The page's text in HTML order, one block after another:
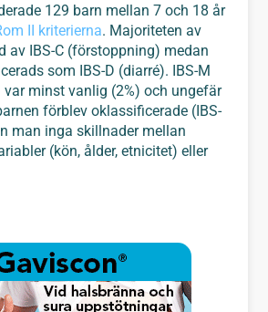
129 barn mellan 7 och 18 år
II kriterierna. Majoriteten av
av IBS-C (förstoppning) medan
som IBS-D (diarré). IBS-M
var minst vanlig (2%) och ungefär
förblev oklassificerade (IBS-
man inga skillnader mellan
(kön, ålder, etnicitet) eller